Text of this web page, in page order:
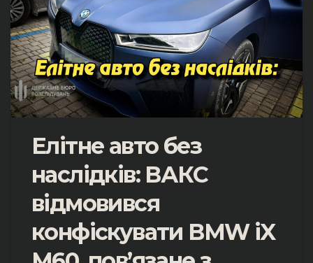
Елітне авто без
наслідків: ВАКС
відмовився
конфіскувати BMW iX